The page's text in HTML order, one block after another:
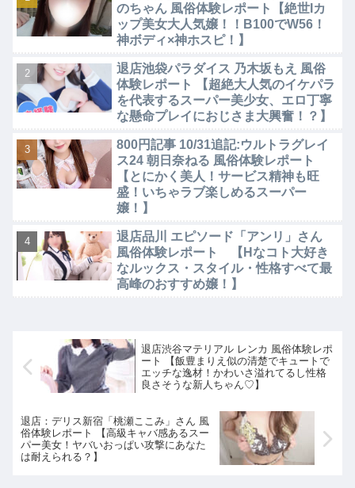
のちゃん 風俗体験レポート【絶世Iカ
ップ美女大人気嬢！！B100でW56！
神ボディ×神ホスピ！】
退店池袋パラダイス 乃木坂もえ 風俗
体験レポート 【超絶大人気のイケパラ
を代表するスーパー美少女、エロ丁寧
な懸命プレイにおじさま大興奮！？】
800円記事 10/31追記:ウルトラグレイ
ス24 朝日奈ねる 風俗体験レポート
【とにかく美人！サービス精神も旺
盛！いちゃラブ楽しめるスーパー
嬢！】
退店品川 エピソード「アンリ」さん
風俗体験レポート 【Hなコト大好き
なルックス・スタイル・性格すべて最
高峰のおすすめ嬢！】
退店渋谷マテリアル レンカ 風俗体験レポ
ート 【飯豊まりえ似の清楚でキュートで
エッチな逸材！かわいさ溢れてるし性格
良さそうな新人ちゃん♡】
退店：デリス新宿「桃瀬ここみ」さん 風
俗体験レポート 【高級キャバ感あるスー
パー美女！ヤバいおっぱい攻撃にあなた
は耐えられる？】